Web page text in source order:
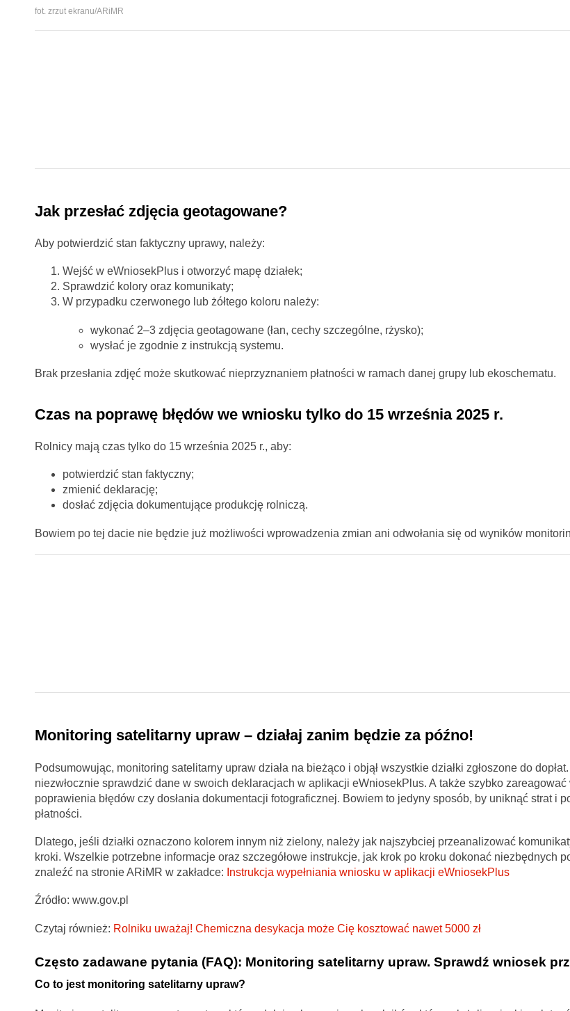
fot. zrzut ekranu/ARiMR
Jak przesłać zdjęcia geotagowane?
Aby potwierdzić stan faktyczny uprawy, należy:
Wejść w eWniosekPlus i otworzyć mapę działek;
Sprawdzić kolory oraz komunikaty;
W przypadku czerwonego lub żółtego koloru należy:
wykonać 2–3 zdjęcia geotagowane (łan, cechy szczególne, rżysko);
wysłać je zgodnie z instrukcją systemu.
Brak przesłania zdjęć może skutkować nieprzyznaniem płatności w ramach danej grupy lub ekoschematu.
Czas na poprawę błędów we wniosku tylko do 15 września 2025 r.
Rolnicy mają czas tylko do 15 września 2025 r., aby:
potwierdzić stan faktyczny;
zmienić deklarację;
dosłać zdjęcia dokumentujące produkcję rolniczą.
Bowiem po tej dacie nie będzie już możliwości wprowadzenia zmian ani odwołania się od wyników
Monitoring satelitarny upraw – działaj zanim będzie za późno!
Podsumowując, monitoring satelitarny upraw działa na bieżąco i objął wszystkie działki zgłoszone do
niezwłocznie sprawdzić dane w swoich deklaracjach w aplikacji eWniosekPlus. A także szybko
poprawienia błędów czy dosłania dokumentacji fotograficznej. Bowiem to jedyny sposób, by uniknąć strat i
płatności.
Dlatego, jeśli działki oznaczono kolorem innym niż zielony, należy jak najszybciej przeanalizować
kroki. Wszelkie potrzebne informacje oraz szczegółowe instrukcje, jak krok po kroku dokonać niezbędnych
znaleźć na stronie ARiMR w zakładce: Instrukcja wypełniania wniosku w aplikacji eWniosekPlus
Źródło: www.gov.pl
Czytaj również: Rolniku uważaj! Chemiczna desykacja może Cię kosztować nawet 5000 zł
Często zadawane pytania (FAQ): Monitoring satelitarny upraw. Sprawdź wniosek
Co to jest monitoring satelitarny upraw?